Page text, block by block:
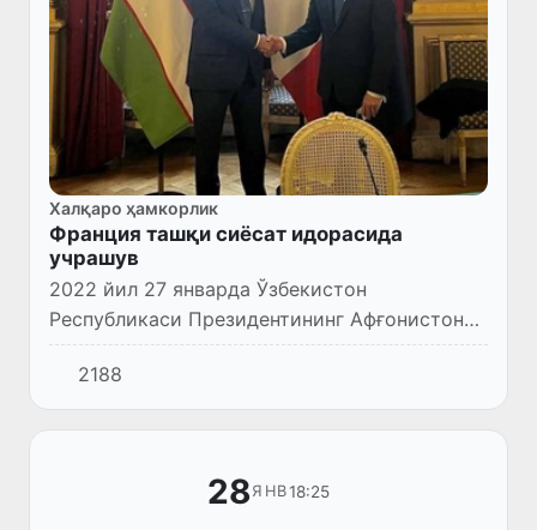
Халқаро ҳамкорлик
Франция ташқи сиёсат идорасида
учрашув
2022 йил 27 январда Ўзбекистон
Республикаси Президентининг Афғонистон
бўйича Махсус вакили Исматулла Иргашев
Париж шаҳрида Франция Республикаси
Европа масалалари ва ташқи ишлар ваз...
2188
28ЯНВ18:25